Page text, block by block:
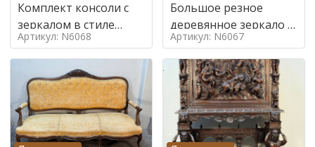
Комплект консоли с
зеркалом в стиле
ренессанс,
Артикул: N6068
Большое резное
деревянное зеркало с
золочением в стиле
Артикул: N6067